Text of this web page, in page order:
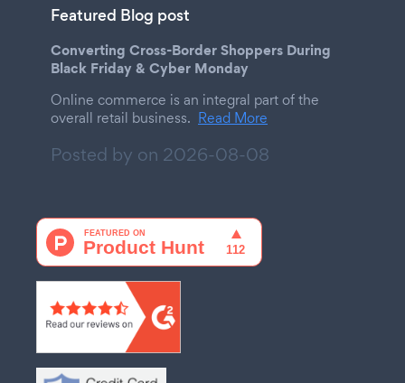
Featured Blog post
Converting Cross-Border Shoppers During
Black Friday & Cyber Monday
Online commerce is an integral part of the
overall retail business. Read More
Posted by on 2026-08-08